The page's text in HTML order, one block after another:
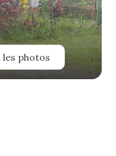
photos